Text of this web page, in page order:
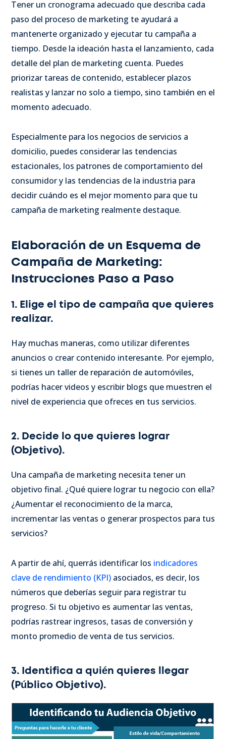
Tener un cronograma adecuado que describa cada
paso del proceso de marketing te ayudará a
mantenerte organizado y ejecutar tu campaña a
tiempo. Desde la ideación hasta el lanzamiento, cada
detalle del plan de marketing cuenta. Puedes
priorizar tareas de contenido, establecer plazos
realistas y lanzar no solo a tiempo, sino también en el
momento adecuado.
Especialmente para los negocios de servicios a
domicilio, puedes considerar las tendencias
estacionales, los patrones de comportamiento del
consumidor y las tendencias de la industria para
decidir cuándo es el mejor momento para que tu
campaña de marketing realmente destaque.
Elaboración de un Esquema de
Campaña de Marketing:
Instrucciones Paso a Paso
1. Elige el tipo de campaña que quieres
realizar.
Hay muchas maneras, como utilizar diferentes
anuncios o crear contenido interesante. Por ejemplo,
si tienes un taller de reparación de automóviles,
podrías hacer videos y escribir blogs que muestren el
nivel de experiencia que ofreces en tus servicios.
2. Decide lo que quieres lograr
(Objetivo).
Una campaña de marketing necesita tener un
objetivo final. ¿Qué quiere lograr tu negocio con ella?
¿Aumentar el reconocimiento de la marca,
incrementar las ventas o generar prospectos para tus
servicios?
A partir de ahí, querrás identificar los indicadores
clave de rendimiento (KPI) asociados, es decir, los
números que deberías seguir para registrar tu
progreso. Si tu objetivo es aumentar las ventas,
podrías rastrear ingresos, tasas de conversión y
monto promedio de venta de tus servicios.
3. Identifica a quién quieres llegar
(Público Objetivo).